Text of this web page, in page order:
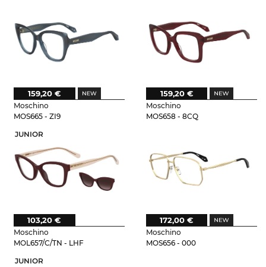
Moschino
MOS665 - ZI9
159,20 €
Moschino
MOS658 - 8CQ
159,20 €
JUNIOR
Moschino
MOL657/C/TN - LHF
103,20 €
Moschino
MOS656 - 000
172,00 €
JUNIOR